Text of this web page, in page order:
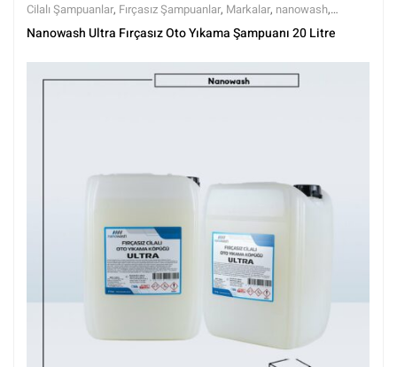
Cilalı Şampuanlar, Fırçasız Şampuanlar, Markalar, nanowash,
Şampuanlar ,Tüm Ürünler,Tüm Ürünler,Yıkama Ürünleri
Nanowash Ultra Fırçasız Oto Yıkama Şampuanı 20 Litre